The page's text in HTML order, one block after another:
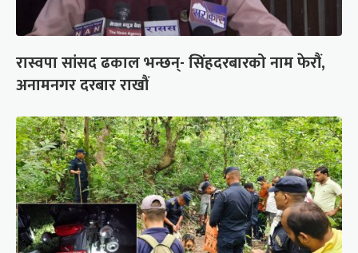
रास्वपा सांसद ढकाल भन्छन्- सिंहदरबारको नाम फेरौं,
अनामनगर दरबार राखौं